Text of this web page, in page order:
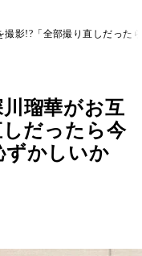
影!?「全部撮り直しだった
瑠華がお互
だったら今
ずかしいか